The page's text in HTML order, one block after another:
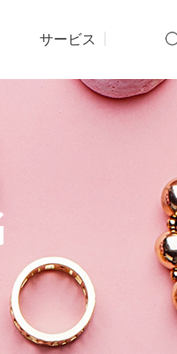
サービス
数
据